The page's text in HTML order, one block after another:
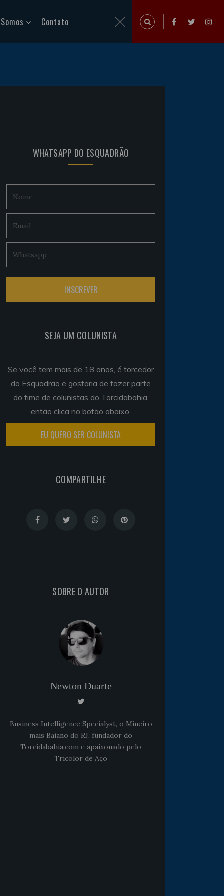
Contato
WHATSAPP DO ESQUADRÃO
SEJA UM COLUNISTA
Se você tem mais de 18 anos, é torcedor
do Esquadrão e gostaria de fazer parte
do time de colunistas do Torcidabahia,
então clica no botão abaixo.
EU QUERO SER COLUNISTA
COMPARTILHE
SOBRE O AUTOR
Newton Duarte
Business Intelligence Specialyst, o Mineiro
mais Baiano do RJ, fundador do
Torcidabahia.com e apaixonado pelo
Tricolor de Aço